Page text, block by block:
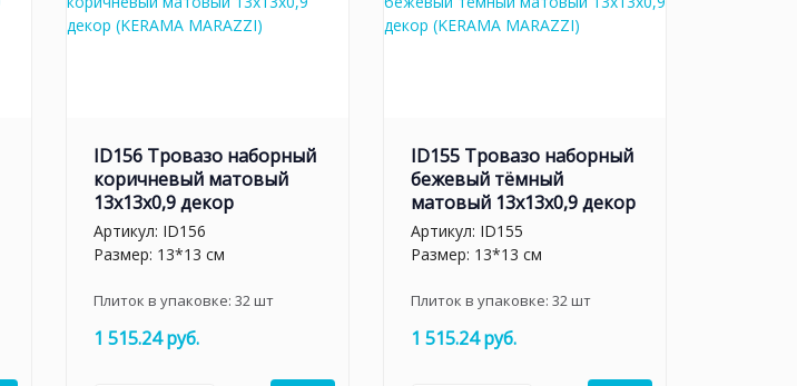
ID156 Тровазо наборный
коричневый матовый
13x13x0,9 декор
Артикул: ID156
Размер: 13*13 см
Плиток в упаковке: 32 шт
1 515.24 руб.
ID155 Тровазо наборный
бежевый тёмный
матовый 13x13x0,9 декор
Артикул: ID155
Размер: 13*13 см
Плиток в упаковке: 32 шт
1 515.24 руб.